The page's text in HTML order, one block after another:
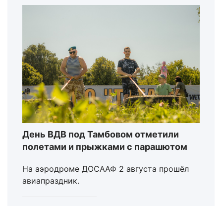
День ВДВ под Тамбовом отметили
полетами и прыжками с парашютом
На аэродроме ДОСААФ 2 августа прошёл
авиапраздник.